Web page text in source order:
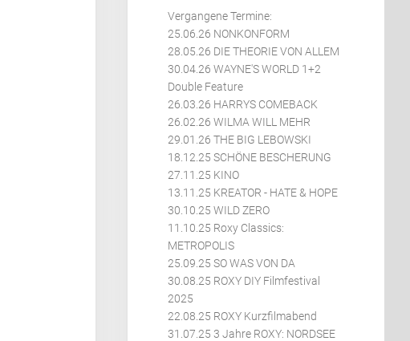
Vergangene Termine:
25.06.26 NONKONFORM
28.05.26 DIE THEORIE VON ALLEM
30.04.26 WAYNE'S WORLD 1+2
Double Feature
26.03.26 HARRYS COMEBACK
26.02.26 WILMA WILL MEHR
29.01.26 THE BIG LEBOWSKI
18.12.25 SCHÖNE BESCHERUNG
27.11.25 KINO
13.11.25 KREATOR - HATE & HOPE
30.10.25 WILD ZERO
11.10.25 Roxy Classics:
METROPOLIS
25.09.25 SO WAS VON DA
30.08.25 ROXY DIY Filmfestival
2025
22.08.25 ROXY Kurzfilmabend
31.07.25 3 Jahre ROXY: NORDSEE